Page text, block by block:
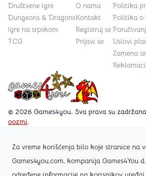
Za vreme korišćenja bilo koje stranice na
Games4you.com, kompanija Games4You
Games4you logo
© 2026 Games4you. Sva prava su
oozmi.
Posetite Facebook stranicu /
Društvene igre
Dungeons & Dragons
Igre na srpskom
TCG
O nama
Kontakt
Registruj se
Prijavi se
Politika
Politika o
Uslovi
Zamena